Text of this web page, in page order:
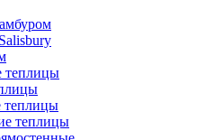
теплицы
теплицы
теплицы